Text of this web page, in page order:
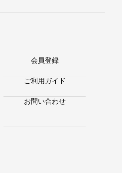
会員登録
ご利用ガイド
お問い合わせ